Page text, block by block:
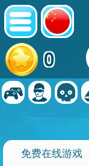
0
免费在线游戏